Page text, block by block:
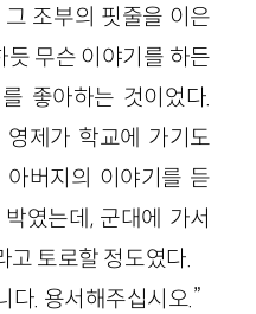
조부의 핏줄을 이은
무슨 이야기를 하든
좋아하는 것이었다.
제가 학교에 가기도
버지의 이야기를 듣
였는데, 군대에 가서
고 토로할 정도였다.
다. 용서해주십시오.”